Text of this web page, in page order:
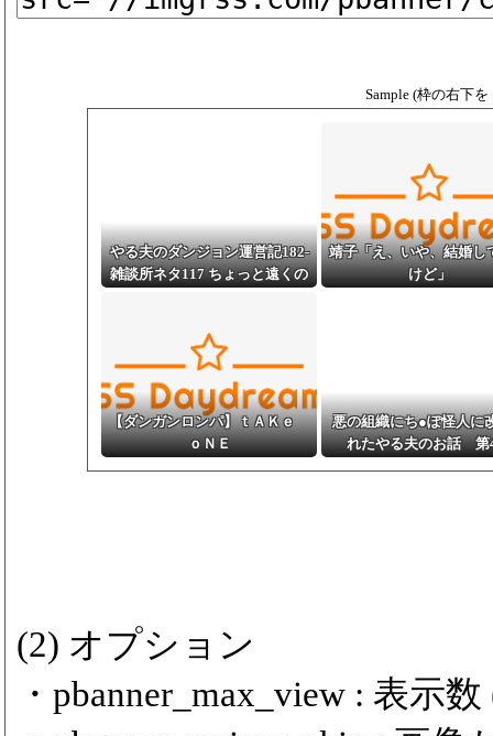
Sample (枠の右下
やる夫のダンジョン運営記182-
雑談所ネタ117 ちょっと遠くの
靖子「え、いや、結婚し
けど」
【ダンガンロンパ】ｔＡＫｅ
ｏＮＥ
悪の組織にち●ぽ怪人に
れたやる夫のお話 第
(2) オプション
・pbanner_max_view : 表示